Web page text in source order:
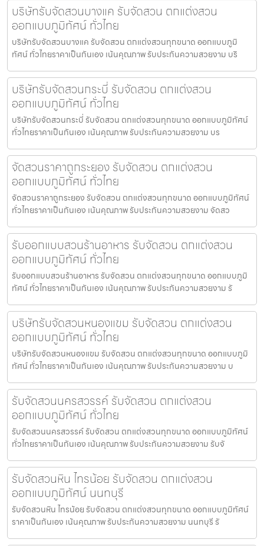
บริษัทรับจัดสวนบางแค รับจัดสวน ตกแต่งสวน
ออกแบบภูมิทัศน์ ทั่วไทย
บริษัทรับจัดสวนบางแค รับจัดสวน ตกแต่งสวนทุกขนาด ออกแบบภูมิ
ทัศน์ ทั่วไทยราคาเป็นกันเอง เน้นคุณภาพ รับประกันความสวยงาม บริ
บริษัทรับจัดสวนกระบี่ รับจัดสวน ตกแต่งสวน
ออกแบบภูมิทัศน์ ทั่วไทย
บริษัทรับจัดสวนกระบี่ รับจัดสวน ตกแต่งสวนทุกขนาด ออกแบบภูมิทัศน์
ทั่วไทยราคาเป็นกันเอง เน้นคุณภาพ รับประกันความสวยงาม บร
จัดสวนราคาถูกระยอง รับจัดสวน ตกแต่งสวน
ออกแบบภูมิทัศน์ ทั่วไทย
จัดสวนราคาถูกระยอง รับจัดสวน ตกแต่งสวนทุกขนาด ออกแบบภูมิทัศน์
ทั่วไทยราคาเป็นกันเอง เน้นคุณภาพ รับประกันความสวยงาม จัดสว
รับออกแบบสวนร้านอาหาร รับจัดสวน ตกแต่งสวน
ออกแบบภูมิทัศน์ ทั่วไทย
รับออกแบบสวนร้านอาหาร รับจัดสวน ตกแต่งสวนทุกขนาด ออกแบบภูมิ
ทัศน์ ทั่วไทยราคาเป็นกันเอง เน้นคุณภาพ รับประกันความสวยงาม รั
บริษัทรับจัดสวนหนองแขม รับจัดสวน ตกแต่งสวน
ออกแบบภูมิทัศน์ ทั่วไทย
บริษัทรับจัดสวนหนองแขม รับจัดสวน ตกแต่งสวนทุกขนาด ออกแบบภูมิ
ทัศน์ ทั่วไทยราคาเป็นกันเอง เน้นคุณภาพ รับประกันความสวยงาม บ
รับจัดสวนนครสวรรค์ รับจัดสวน ตกแต่งสวน
ออกแบบภูมิทัศน์ ทั่วไทย
รับจัดสวนนครสวรรค์ รับจัดสวน ตกแต่งสวนทุกขนาด ออกแบบภูมิทัศน์
ทั่วไทยราคาเป็นกันเอง เน้นคุณภาพ รับประกันความสวยงาม รับจั
รับจัดสวนหิน ไทรน้อย รับจัดสวน ตกแต่งสวน
ออกแบบภูมิทัศน์ นนทบุรี
รับจัดสวนหิน ไทรน้อย รับจัดสวน ตกแต่งสวนทุกขนาด ออกแบบภูมิทัศน์
ราคาเป็นกันเอง เน้นคุณภาพ รับประกันความสวยงาม นนทบุรี รั